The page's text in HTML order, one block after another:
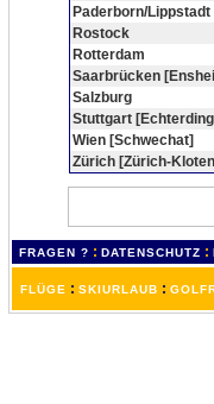
Paderborn/Lippstadt
Rostock
Rotterdam
Saarbrücken
Salzburg
Stuttgart
Wien [Schwechat]
Zürich [Zürich-
FRAGEN ? : DATENSCHUTZ :
FLÜGE : SKIURLAUB :